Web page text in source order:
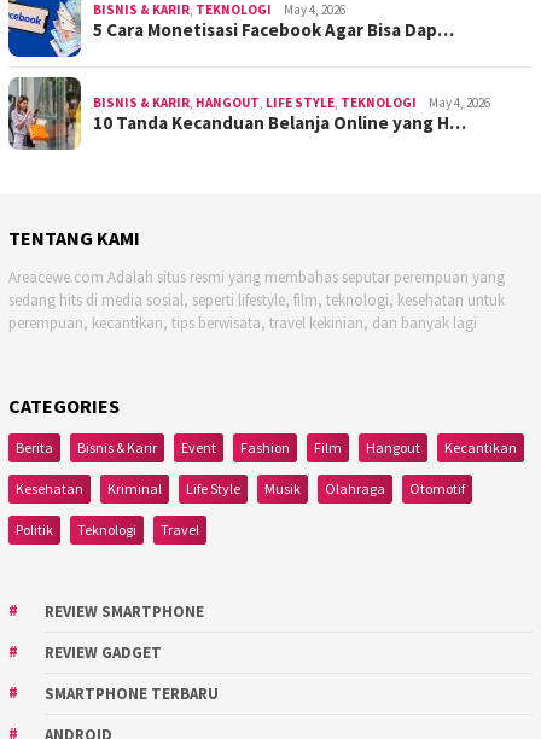
BISNIS & KARIR, TEKNOLOGI May 4, 2026
5 Cara Monetisasi Facebook Agar Bisa Dap…
BISNIS & KARIR, HANGOUT, LIFE STYLE, TEKNOLOGI May 4, 2026
10 Tanda Kecanduan Belanja Online yang H…
TENTANG KAMI
Areacewe.com Adalah situs resmi yang membahas seputar perempuan yang
sedang hits di media sosial, seperti lifestyle, film, teknologi, kesehatan untuk
perempuan, kecantikan, tips berwisata, travel kekinian, dan banyak lagi
CATEGORIES
Berita Bisnis & Karir Event Fashion Film Hangout Kecantikan
Kesehatan Kriminal Life Style Musik Olahraga Otomotif
Politik Teknologi Travel
REVIEW SMARTPHONE
REVIEW GADGET
SMARTPHONE TERBARU